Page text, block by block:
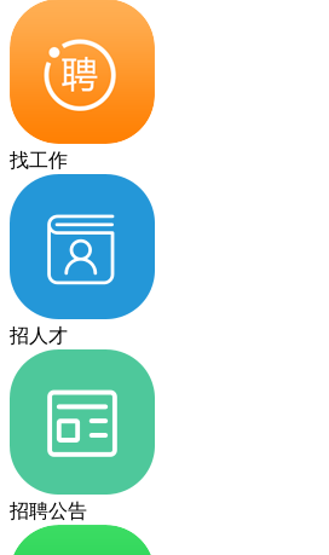
找工作
招人才
招聘公告